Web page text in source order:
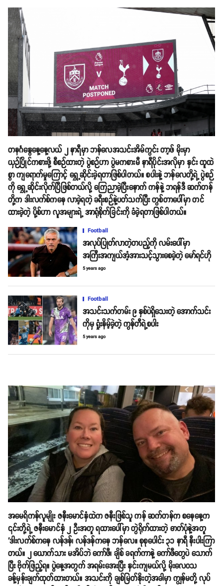
တနင်္ဂနွေနေ့နေ့လယ် ၂ နာရီမှာ ဘန်လေအသင်းအိမ်ကွင်း တာ့ဖ် မိုးမှာ
ယှဉ်ပြိုင်ကစားဖို့ စီစဉ်ထားတဲ့ ပွဲစဉ်ဟာ ပွဲမကစားမီ နာရီပိုင်းအလိုမှာ နှင်း ထူထဲ
စွာ ကျရောက်မှုကြောင့် ရွှေ့ဆိုင်းခဲ့ရတာဖြစ်ပါတယ်။ စပါးနဲ့ ဘန်လေတို့ရဲ့ ပွဲစဉ်
ကို ရွှေ့ဆိုင်းလိုက်ပြီဖြစ်တယ်လို့ ကြေညာခဲ့ပြီးနောက် ကန်နဲ့ ဘရန်ဒီ ဆက်တန်
တို့က ဒါးလက်စ်ကနေ လာခဲ့ရတဲ့ ခရီးစဉ်နဲ့ပတ်သက်ပြီး တွစ်တာပေါ်မှာ တင်
ထားခဲ့တဲ့ ပို့စ်ဟာ လူအများရဲ့ အာရုံစိုက်ခြင်းကို ခံခဲ့ရတာဖြစ်ပါတယ်။
Football
အလုပ်ပြုတ်လာတဲ့တပည့်ကို လမ်းပေါ်မှာ
အကြီးအကျယ်အံ့အားသင့်သွားစေခဲ့တဲ့ မော်ရင်ဟို
5 years ago
Football
အသင်းသက်တမ်း ၉ နှစ်ပဲရှိသေးတဲ့ အောက်သင်း
ကိုမှ ရှုံးနိမ့်ခဲ့တဲ့ ကွန်တီရဲ့စပါး
5 years ago
အမေရိကန်လူမျိုး ဇနီးမောင်နှံထဲက ဇနီးဖြစ်သူ ကန် ဆက်တန်က စနေနေ့က
၎င်းတို့ရဲ့ ဇနီးမောင်နှံ ၂ ဦးအတူ ရထားပေါ်မှာ တွဲရိုက်ထားတဲ့ ဓာတ်ပုံနဲ့အတူ
'ဒါးလက်စ်ကနေ လန်ဒန်၊ လန်ဒန်ကနေ ဘန်လေ။ စုစုပေါင်း ၃၁ နာရီ နီးပါးကြာ
တယ်။ ၂ ယောက်သား မအိပ်ဘဲ ကော်ဖီ၊ ချိစ် ခရက်ကာနဲ့ ကော်ဖီတွေပဲ သောက်
ပြီး ဗိုက်ဖြည့်ရ။ ပွဲနေ့အတွက် အရမ်းအေးပြီး နှင်းကျမယ်လို့ မိုးလေဝသ
ခန့်မှန်းချက်ထုတ်ထားတယ်။ အသင်းကို ချစ်မြတ်နိုးတဲ့အခါမှာ ကျွန်မတို့ လုပ်